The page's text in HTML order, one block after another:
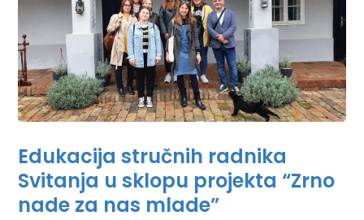
Edukacija stručnih radnika
Svitanja u sklopu projekta “Zrno
nade za nas mlade”